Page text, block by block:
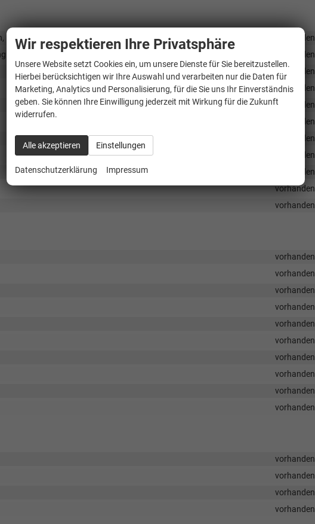
und Beifahrertüre mit Rohrrahmen Verstärkun
vorhanden
vorhanden
vorhanden
vorhanden
vorhanden
vorhanden
vorhanden
vorhanden
vorhanden
vorhanden
vorhanden
vorhanden
vorhanden
vorhanden
vorhanden
vorhanden
vorhanden
vorhanden
vorhanden
vorhanden
vorhanden
vorhanden
vorhanden
vorhanden
vorhanden
Wir respektieren Ihre Privatsphäre
Unsere Website setzt Cookies ein, um unsere Dienste für Sie bereitzustellen.
Hierbei berücksichtigen wir Ihre Auswahl und verarbeiten nur die Daten für
Marketing, Analytics und Personalisierung, für die Sie uns Ihr Einverständnis
geben. Sie können Ihre Einwilligung jederzeit mit Wirkung für die Zukunft
widerrufen.
Alle akzeptieren Einstellungen
Datenschutzerklärung Impressum